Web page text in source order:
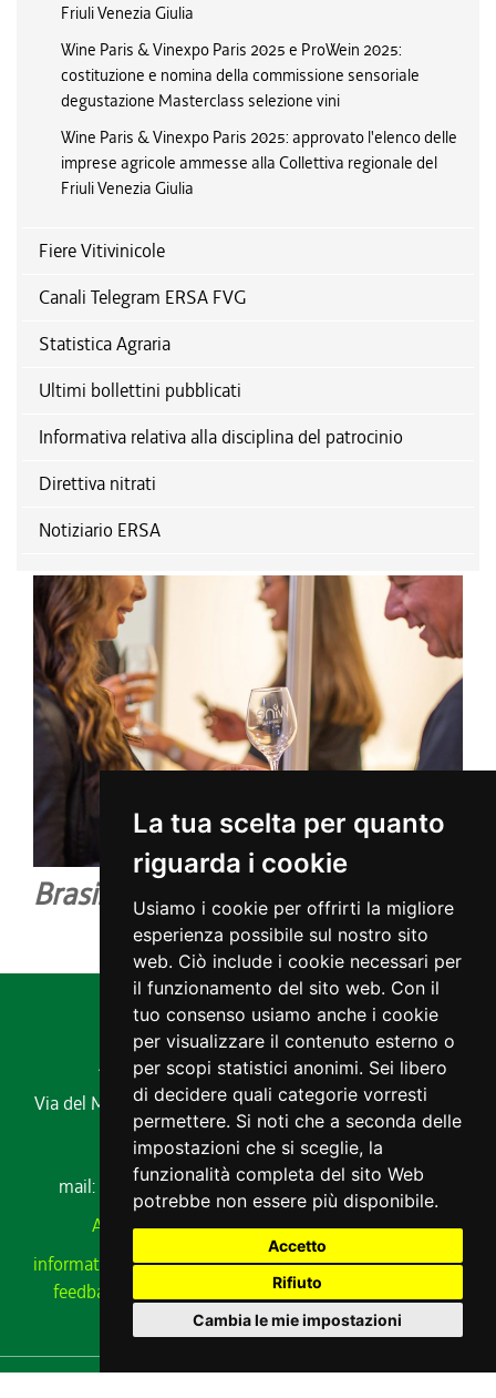
La tua scelta per quanto
riguarda i cookie
Usiamo i cookie per offrirti la migliore
esperienza possibile sul nostro sito
web. Ciò include i cookie necessari per
il funzionamento del sito web. Con il
tuo consenso usiamo anche i cookie
per visualizzare il contenuto esterno o
per scopi statistici anonimi. Sei libero
di decidere quali categorie vorresti
permettere. Si noti che a seconda delle
impostazioni che si sceglie, la
funzionalità completa del sito Web
potrebbe non essere più disponibile.
Accetto
Rifiuto
Cambia le mie impostazioni
Friuli Venezia Giulia
Wine Paris & Vinexpo Paris 2025 e ProWein 2025:
costituzione e nomina della commissione sensoriale
degustazione Masterclass selezione vini
Wine Paris & Vinexpo Paris 2025: approvato l'elenco delle
imprese agricole ammesse alla Collettiva regionale del
Friuli Venezia Giulia
Fiere Vitivinicole
Canali Telegram ERSA FVG
Statistica Agraria
Ultimi bollettini pubblicati
Informativa relativa alla disciplina del patrocinio
Direttiva nitrati
Notiziario ERSA
Brasile WSA 2026
Agenzia regionale per lo sviluppo rurale
Via del Montesanto, 17 34170 GORIZIACodice fiscale e
partita IVA 00485650311
Tel. 0432 529211
mail:
ersa@ersa.fvg.itPec:ersa@certregione.fvg.it
Amministrazione Trasparente|AVCP xml
informativa privacy|cookie|note legali|meccanismo di
feedback
| cambio preferenze cookie
accessibilità